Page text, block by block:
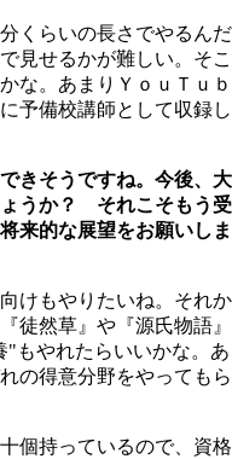
くらいの長さでやるんだ
見せるかが難しい。そこ
な。あまりＹｏｕＴｕｂ
予備校講師として収録し
きそうですね。今後、大
うか？ それこそもう受
来的な展望をお願いしま
けもやりたいね。それか
徒然草』や『源氏物語』
"もやれたらいいかな。あ
の得意分野をやってもら
個持っているので、資格